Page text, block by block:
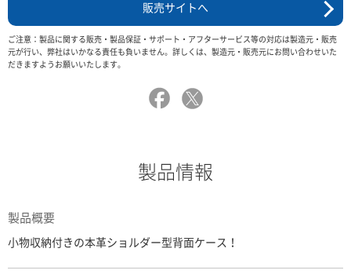
販売サイトへ
ご注意：製品に関する販売・製品保証・サポート・アフターサービス等の対応は製造元・販売
元が行い、弊社はいかなる責任も負いません。詳しくは、製造元・販売元にお問い合わせいた
だきますようお願いいたします。
製品情報
製品概要
小物収納付きの本革ショルダー型背面ケース！